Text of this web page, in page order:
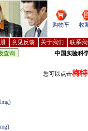
购物车 收
意见反馈 关于我们 联系我
中国实验科
您可以点击梅